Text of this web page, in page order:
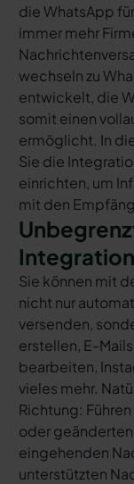
die WhatsApp
immer mehr
wechseln zu
entwickelt, die
somit einen
ermöglicht. In
Sie die
einrichten, um
mit den
Sie können mit
nicht nur
versenden,
erstellen, E-
bearbeiten,
vieles mehr.
Richtung:
oder
eingehenden
unterstützten